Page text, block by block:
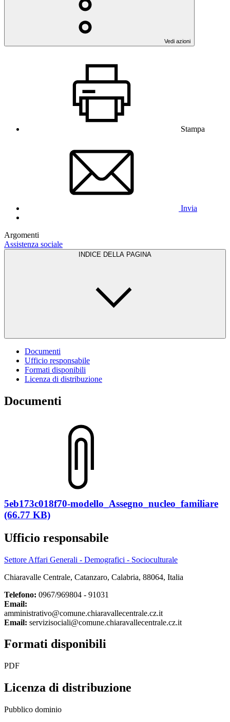
Vedi azioni
Stampa
Invia
Argomenti
Assistenza sociale
INDICE DELLA PAGINA
Documenti
Ufficio responsabile
Formati disponibili
Licenza di distribuzione
Documenti
5eb173c018f70-modello_Assegno_nucleo_familiare
(66.77 KB)
Ufficio responsabile
Settore Affari Generali - Demografici - Socioculturale
Chiaravalle Centrale, Catanzaro, Calabria, 88064, Italia
Telefono: 0967/969804 - 91031
Email:
amministrativo@comune.chiaravallecentrale.cz.it
Email: servizisociali@comune.chiaravallecentrale.cz.it
Formati disponibili
PDF
Licenza di distribuzione
Pubblico dominio